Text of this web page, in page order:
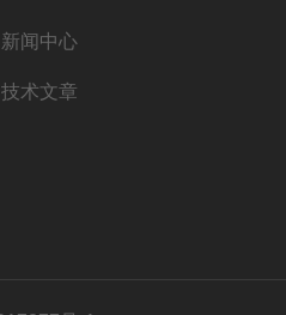
新闻中心
技术文章